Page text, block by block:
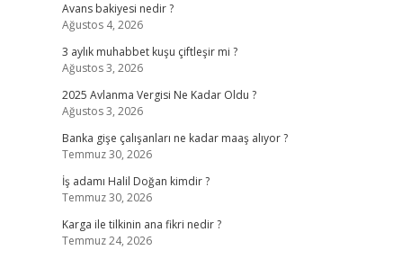
Avans bakiyesi nedir ?
Ağustos 4, 2026
3 aylık muhabbet kuşu çiftleşir mi ?
Ağustos 3, 2026
2025 Avlanma Vergisi Ne Kadar Oldu ?
Ağustos 3, 2026
Banka gişe çalışanları ne kadar maaş alıyor ?
Temmuz 30, 2026
İş adamı Halil Doğan kimdir ?
Temmuz 30, 2026
Karga ile tilkinin ana fikri nedir ?
Temmuz 24, 2026